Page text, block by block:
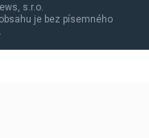
s.r.o.
je bez písemného